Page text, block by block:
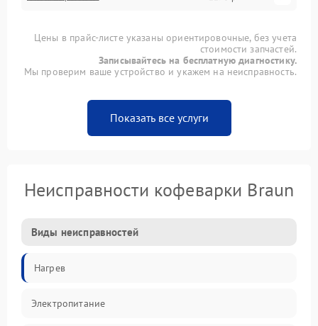
Цены в прайс-листе указаны ориентировочные, без учета
стоимости запчастей.
Записывайтесь на бесплатную диагностику.
Мы проверим ваше устройство и укажем на неисправность.
Показать все услуги
Неисправности кофеварки Braun
Виды неисправностей
Нагрев
Электропитание